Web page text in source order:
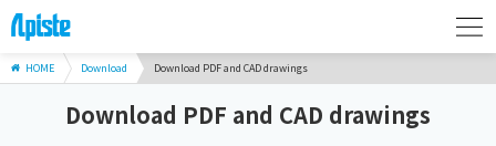
HOME Download Download PDF and CAD drawings
Download PDF and CAD drawings